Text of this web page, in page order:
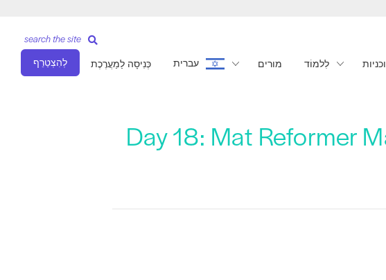
לִלמוֹד מורים עברית כְּנִיסָה לַמַעֲרֶכֶת לְהִצְטַרֵף
search the site
Day 18: Mat Reformer